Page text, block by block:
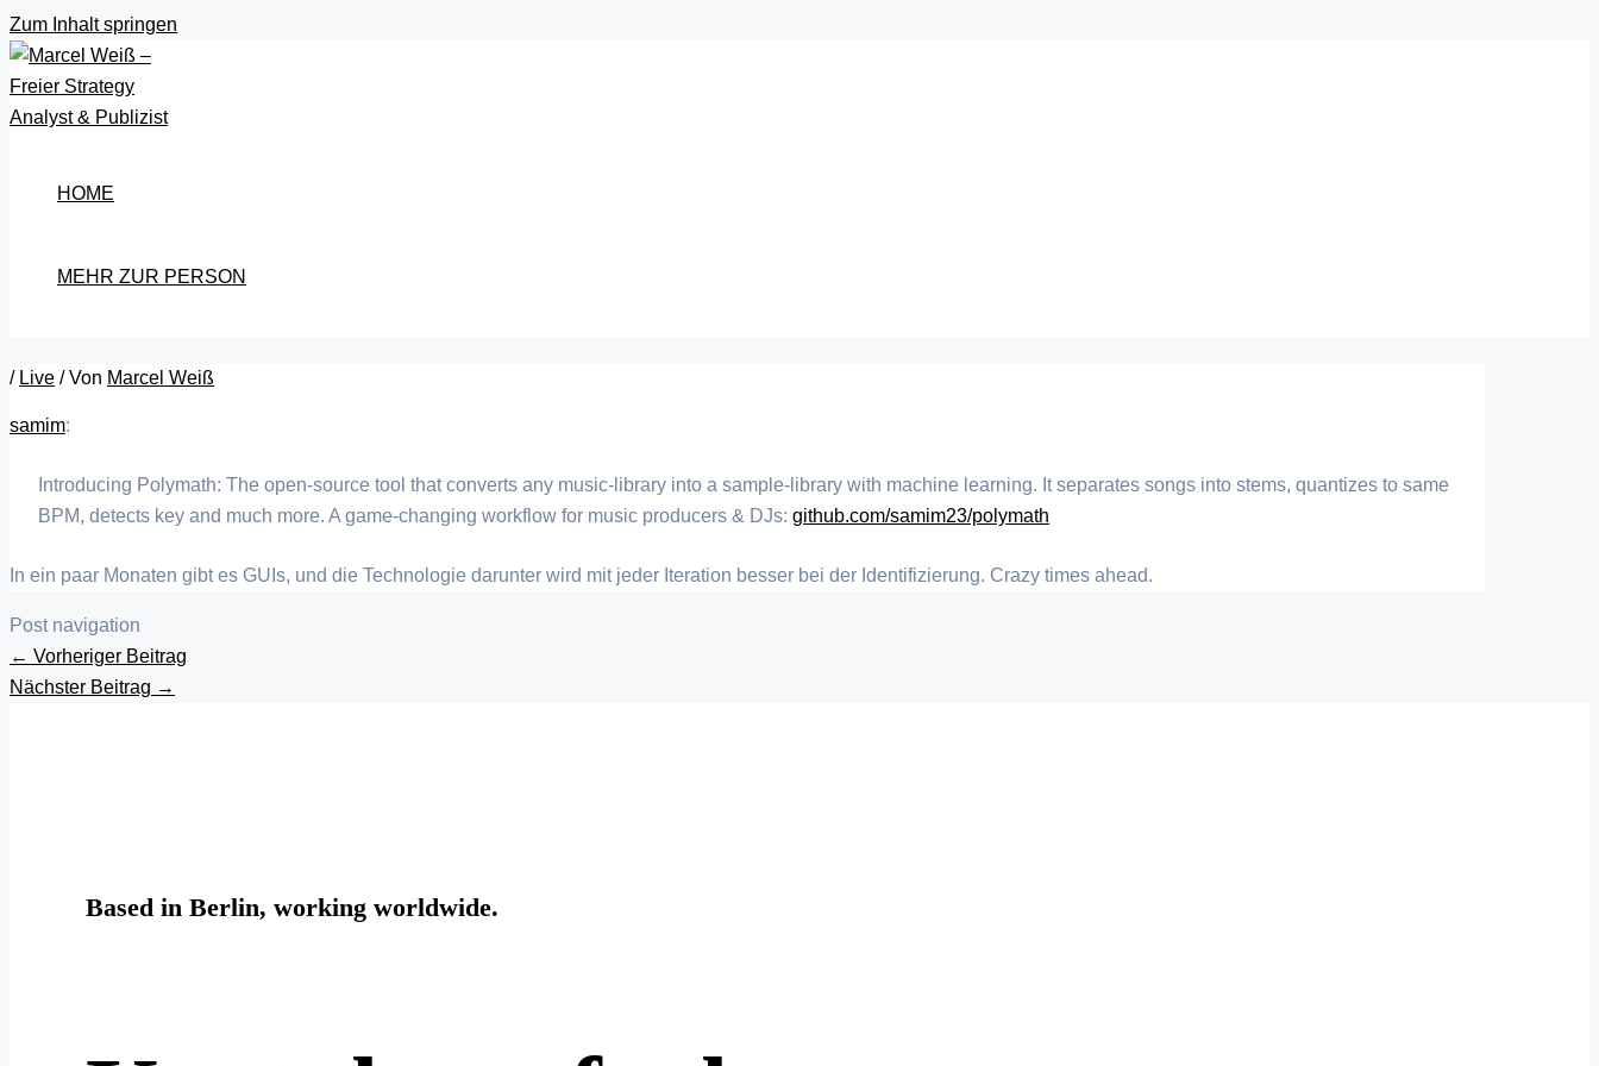
Zum Inhalt springen
HOME
MEHR ZUR PERSON
/ Live / Von Marcel Weiß
samim:
Introducing Polymath: The open-source tool that converts any music-library into a sample-library with machine learning. It separates songs into stems, quantizes to same
BPM, detects key and much more. A game-changing workflow for music producers & DJs: github.com/samim23/polymath
In ein paar Monaten gibt es GUIs, und die Technologie darunter wird mit jeder Iteration besser bei der Identifizierung. Crazy times ahead.
Post navigation
← Vorheriger Beitrag
Nächster Beitrag →
Based in Berlin, working worldwide.